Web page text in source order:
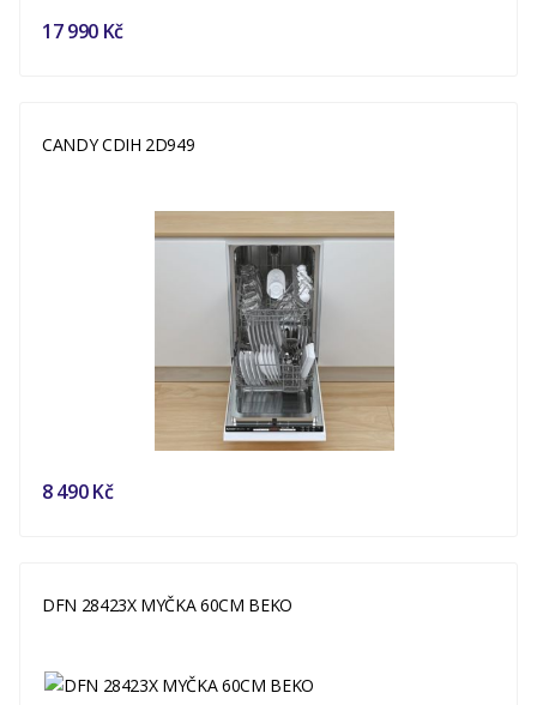
17 990 Kč
CANDY CDIH 2D949
8 490 Kč
DFN 28423X MYČKA 60CM BEKO